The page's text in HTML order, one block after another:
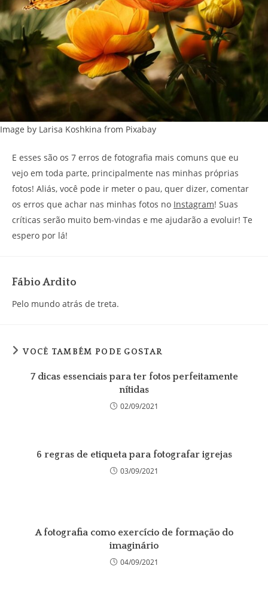
Image by Larisa Koshkina from Pixabay
E esses são os 7 erros de fotografia mais comuns que eu
vejo em toda parte, principalmente nas minhas próprias
fotos! Aliás, você pode ir meter o pau, quer dizer, comentar
os erros que achar nas minhas fotos no Instagram! Suas
críticas serão muito bem-vindas e me ajudarão a evoluir! Te
espero por lá!
Fábio Ardito
Pelo mundo atrás de treta.
VOCÊ TAMBÉM PODE GOSTAR
7 dicas essenciais para ter fotos perfeitamente
nítidas
02/09/2021
6 regras de etiqueta para fotografar igrejas
03/09/2021
A fotografia como exercício de formação do
imaginário
04/09/2021